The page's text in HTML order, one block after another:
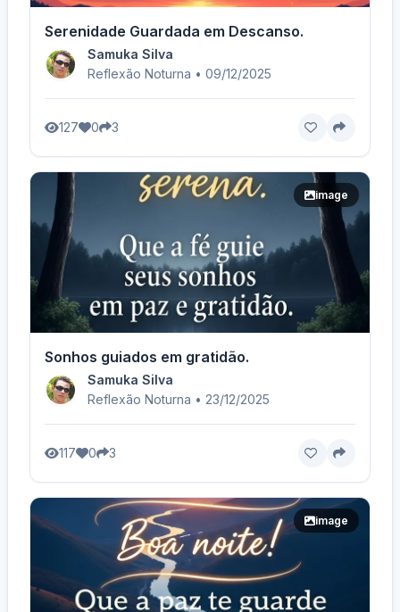
Serenidade Guardada em Descanso.
Samuka Silva
Reflexão Noturna • 09/12/2025
127 0 3
image
Sonhos guiados em gratidão.
Samuka Silva
Reflexão Noturna • 23/12/2025
117 0 3
image